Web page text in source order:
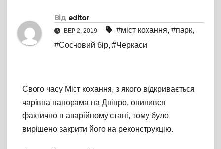
Від editor
ВЕР 2, 2019 #міст кохання, #парк,
#Сосновий бір, #Черкаси
Свого часу Міст кохання, з якого відкривається
чарівна панорама на Дніпро, опинився
фактично в аварійному стані, тому було
вирішено закрити його на реконструкцію.